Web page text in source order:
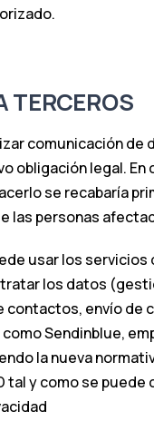
TERCEROS
comunicación de
obligación legal. En
se recabaría
las personas
usar los servicios
los datos
contactos, envío de
Sendinblue,
la nueva
tal y como se puede